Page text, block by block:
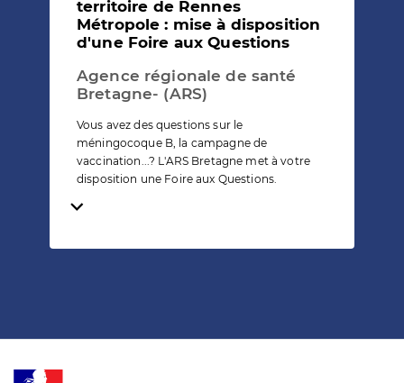
territoire de Rennes
Métropole : mise à disposition
d'une Foire aux Questions
Agence régionale de santé
Bretagne- (ARS)
Vous avez des questions sur le
méningocoque B, la campagne de
vaccination...? L'ARS Bretagne met à votre
disposition une Foire aux Questions.
Temps de lecture